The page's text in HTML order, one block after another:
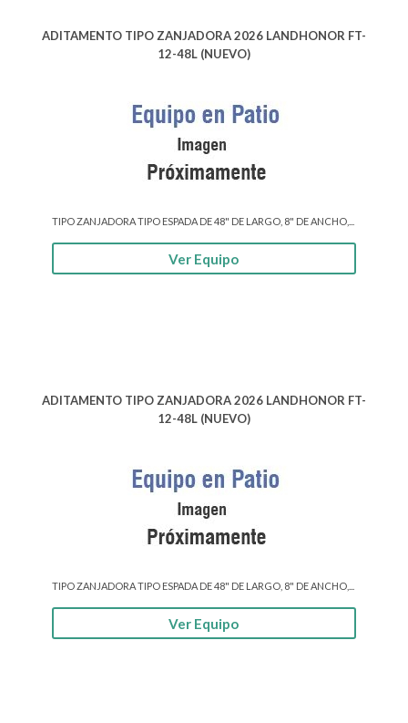
ADITAMENTO TIPO ZANJADORA 2026 LANDHONOR FT-
12-48L (NUEVO)
TIPO ZANJADORA TIPO ESPADA DE 48" DE LARGO, 8" DE ANCHO,...
Ver Equipo
ADITAMENTO TIPO ZANJADORA 2026 LANDHONOR FT-
12-48L (NUEVO)
TIPO ZANJADORA TIPO ESPADA DE 48" DE LARGO, 8" DE ANCHO,...
Ver Equipo